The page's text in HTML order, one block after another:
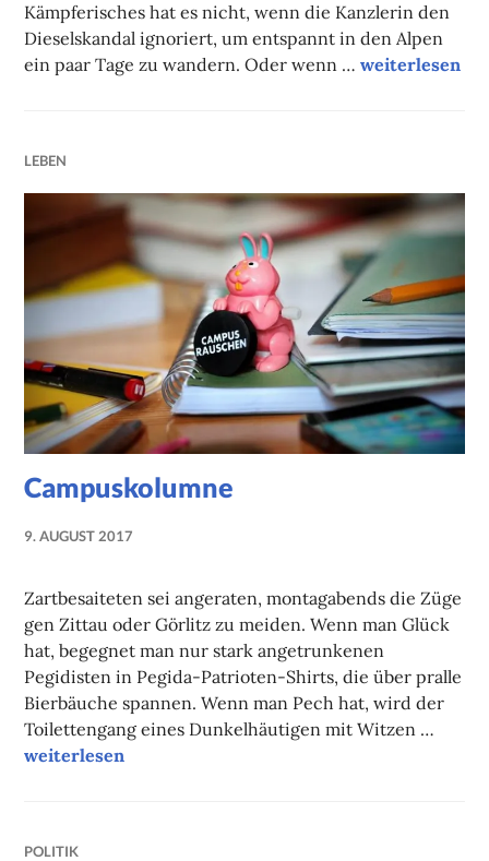
Kämpferisches hat es nicht, wenn die Kanzlerin den
Dieselskandal ignoriert, um entspannt in den Alpen
ein paar Tage zu wandern. Oder wenn …weiterlesen
LEBEN
Campuskolumne
9. AUGUST 2017
Zartbesaiteten sei angeraten, montagabends die Züge
gen Zittau oder Görlitz zu meiden. Wenn man Glück
hat, begegnet man nur stark angetrunkenen
Pegidisten in Pegida-Patrioten-Shirts, die über pralle
Bierbäuche spannen. Wenn man Pech hat, wird der
Toilettengang eines Dunkelhäutigen mit Witzen …
Campuskolumne
weiterlesen
POLITIK